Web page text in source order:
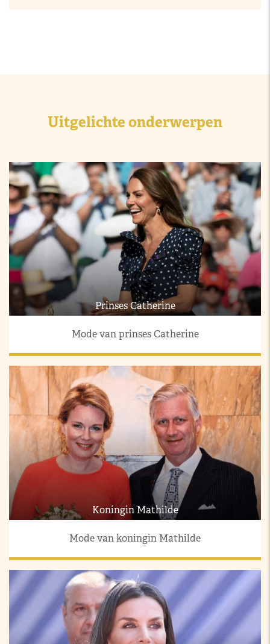
Uitgelichte onderwerpen
Prinses Catherine
Mode van prinses Catherine
Koningin Mathilde
Mode van koningin Mathilde